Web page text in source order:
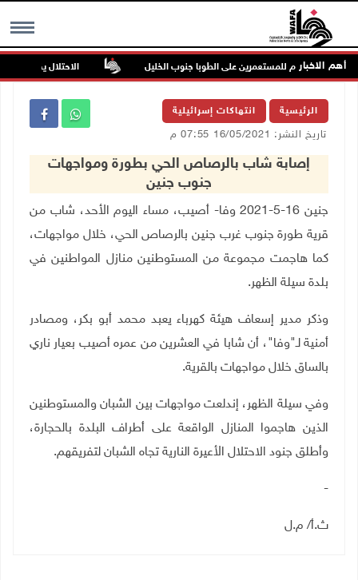
MENU أهم الاخبار
في هجوم للمستعمرين على الطوبا جنوب الخليل الاحتلال يقتحم
الرئيسية انتهاكات إسرائيلية
تاريخ النشر: 16/05/2021 07:55 م
إصابة شاب بالرصاص الحي بطورة ومواجهات
جنوب جنين
جنين 16-5-2021 وفا- أصيب، مساء اليوم الأحد، شاب من
قرية طورة جنوب غرب جنين بالرصاص الحي، خلال مواجهات،
كما هاجمت مجموعة من المستوطنين منازل المواطنين في
بلدة سيلة الظهر.
وذكر مدير إسعاف هيئة كهرباء يعبد محمد أبو بكر، ومصادر
أمنية لـ"وفا"، أن شابا في العشرين من عمره أصيب بعيار ناري
بالساق خلال مواجهات بالقرية.
وفي سيلة الظهر، إندلعت مواجهات بين الشبان والمستوطنين
الذين هاجموا المنازل الواقعة على أطراف البلدة بالحجارة،
وأطلق جنود الاحتلال الأعيرة النارية تجاه الشبان لتفريقهم.
-
ث.أ/ م.ل